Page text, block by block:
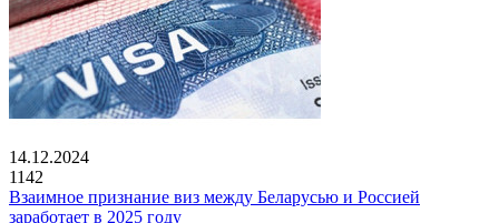
14.12.2024
1142
Взаимное признание виз между Беларусью и Россией
заработает в 2025 году